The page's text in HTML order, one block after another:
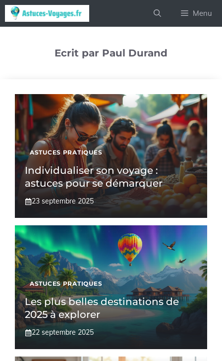
Aller
au
Menu
Ecrit par Paul Durand
ASTUCES PRATIQUES
Individualiser son voyage :
astuces pour se démarquer
23 septembre 2025
ASTUCES PRATIQUES
Les plus belles destinations de
2025 à explorer
22 septembre 2025